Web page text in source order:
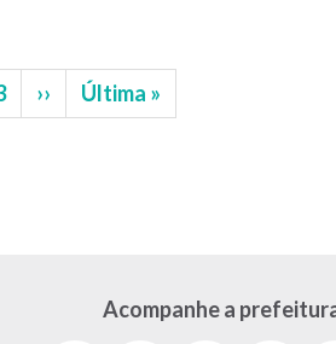
Próxima
página
››
Última
página
Última »
Acompanhe a